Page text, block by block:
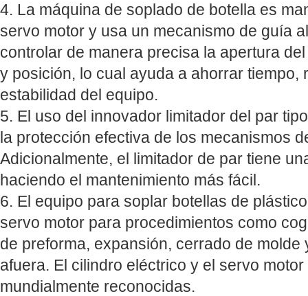
4. La máquina de soplado de botella es
servo motor y usa un mecanismo de guía
controlar de manera precisa la apertura
y posición, lo cual ayuda a ahorrar tiempo,
estabilidad del equipo.
5. El uso del innovador limitador del par
la protección efectiva de los mecanismos
Adicionalmente, el limitador de par tiene
haciendo el mantenimiento más fácil.
6. El equipo para soplar botellas de
servo motor para procedimientos como
de preforma, expansión, cerrado de molde
afuera. El cilindro eléctrico y el servo
mundialmente reconocidas.